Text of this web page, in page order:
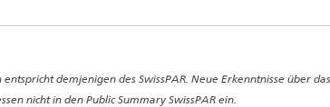
demjenigen des SwissPAR. Neue Erkenntnisse über das
nicht in den Public Summary SwissPAR ein.